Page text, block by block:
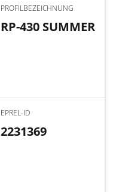
PROFILBEZEICHNUNG
RP-430 SUMMER
EPREL-ID
2231369